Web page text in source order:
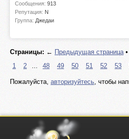
Сообщения: 913
Репутация: N
Группа: Джедаи
Страницы: ← Предыдущая страница•
1
2 ... 48 49 50 51 52 53
Пожалуйста, авторизуйтесь, чтобы